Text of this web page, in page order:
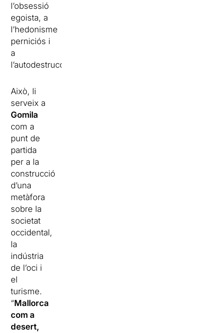
l’obsessió
egoista, a
l’hedonisme
perniciós i
a
l’autodestrucció”.
Això, li
serveix a
Gomila
com a
punt de
partida
per a la
construcció
d’una
metàfora
sobre la
societat
occidental,
la
indústria
de l’oci i
el
turisme.
“Mallorca
com a
desert,